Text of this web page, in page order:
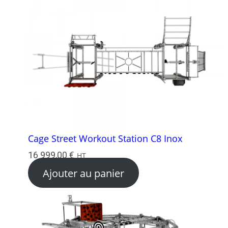
Cage Street Workout Station C8 Inox
16 999,00€ HT
Ajouter au panier